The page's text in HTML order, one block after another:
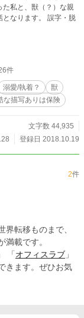
件
溺愛/執着？
獣
な描写ありは保険
文字数 44,935
登録日 2018.10.19
2件
転移ものまで、
載です。
」 「 オフィスラブ 」
きます。ぜひお気